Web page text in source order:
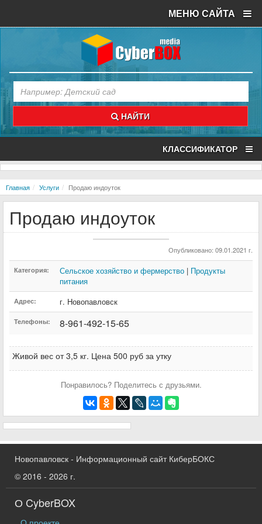
МЕНЮ САЙТА
НАЙТИ
КЛАССИФИКАТОР
Главная Услуги Продаю индоуток
Продаю индоуток
Опубликовано: 09.01.2021 г.
Категория: Сельское хозяйство и фермерство | Продукты
питания
Адрес: г. Новопавловск
Телефоны: 8-961-492-15-65
Живой вес от 3,5 кг. Цена 500 руб за утку
Понравилось? Поделитесь с друзьями.
Новопавловск - Информационный сайт КиберБОКС
© 2016 - 2026 г.
О CyberBOX